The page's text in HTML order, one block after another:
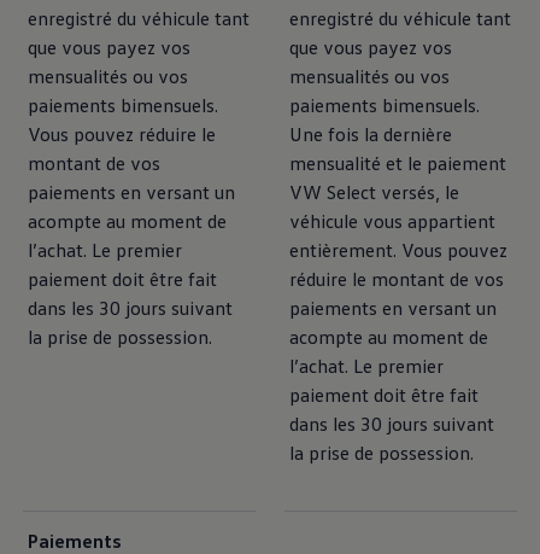
enregistré du véhicule tant
que vous payez vos
mensualités ou vos
paiements bimensuels.
Vous pouvez réduire le
montant de vos
paiements en versant un
acompte au moment de
l’achat. Le premier
paiement doit être fait
dans les 30 jours suivant
la prise de possession.
enregistré du véhicule tant
que vous payez vos
mensualités ou vos
paiements bimensuels.
Une fois la dernière
mensualité et le paiement
VW Select versés, le
véhicule vous appartient
entièrement. Vous pouvez
réduire le montant de vos
paiements en versant un
acompte au moment de
l’achat. Le premier
paiement doit être fait
dans les 30 jours suivant
la prise de possession.
Paiements